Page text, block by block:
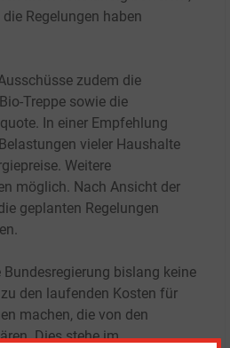
Regelungen haben
zudem die
Treppe sowie die
In einer Empfehlung
vieler Haushalte
Weitere
möglich. Nach Ansicht der
geplanten Regelungen
bislang keine
den laufenden Kosten für
machen, die von den
Dies stehe im